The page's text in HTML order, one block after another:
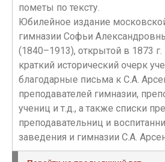
пометы по тексту.
Юбилейное издание
гимназии Софьи
(1840–1913), открытой в 1873
краткий исторический очерк
благодарные письма к С.А.
преподавателей гимназии,
учениц и т.д., а также списки
преподавательниц и
заведения и гимназии С.А.